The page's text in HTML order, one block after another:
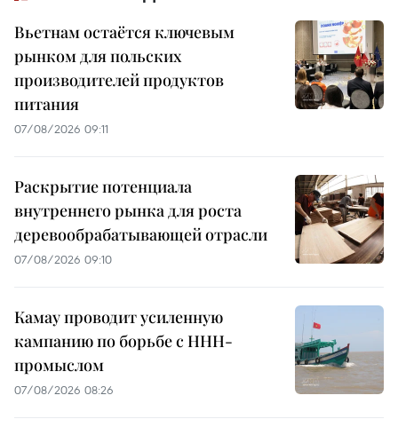
Вьетнам остаётся ключевым
рынком для польских
производителей продуктов
питания
07/08/2026 09:11
Раскрытие потенциала
внутреннего рынка для роста
деревообрабатывающей отрасли
07/08/2026 09:10
Камау проводит усиленную
кампанию по борьбе с ННН-
промыслом
07/08/2026 08:26